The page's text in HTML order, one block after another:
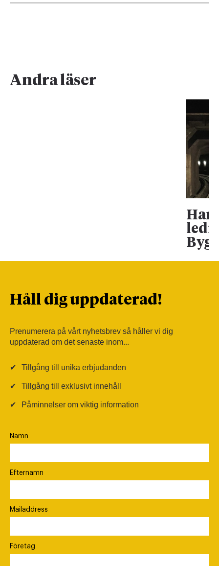
Andra läser
Han
Håll dig uppdaterad!
Prenumerera på vårt nyhetsbrev så håller vi dig
uppdaterad om det senaste inom...
✔ Tillgång till unika erbjudanden
✔ Tillgång till exklusivt innehåll
✔ Påminnelser om viktig information
Namn
Efternamn
Mailaddress
Företag